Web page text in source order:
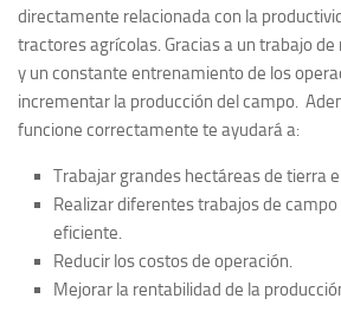
directamente relacionada con la
tractores agrícolas. Gracias a un trabajo
y un constante entrenamiento de los
incrementar la producción del campo.
funcione correctamente te ayudará a:
Trabajar grandes hectáreas de tierra
Realizar diferentes trabajos de
eficiente.
Reducir los costos de operación.
Mejorar la rentabilidad de la